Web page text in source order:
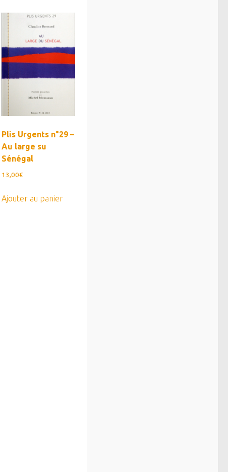
Plis Urgents n°29 –
Au large su
Sénégal
13,00€
Ajouter au panier